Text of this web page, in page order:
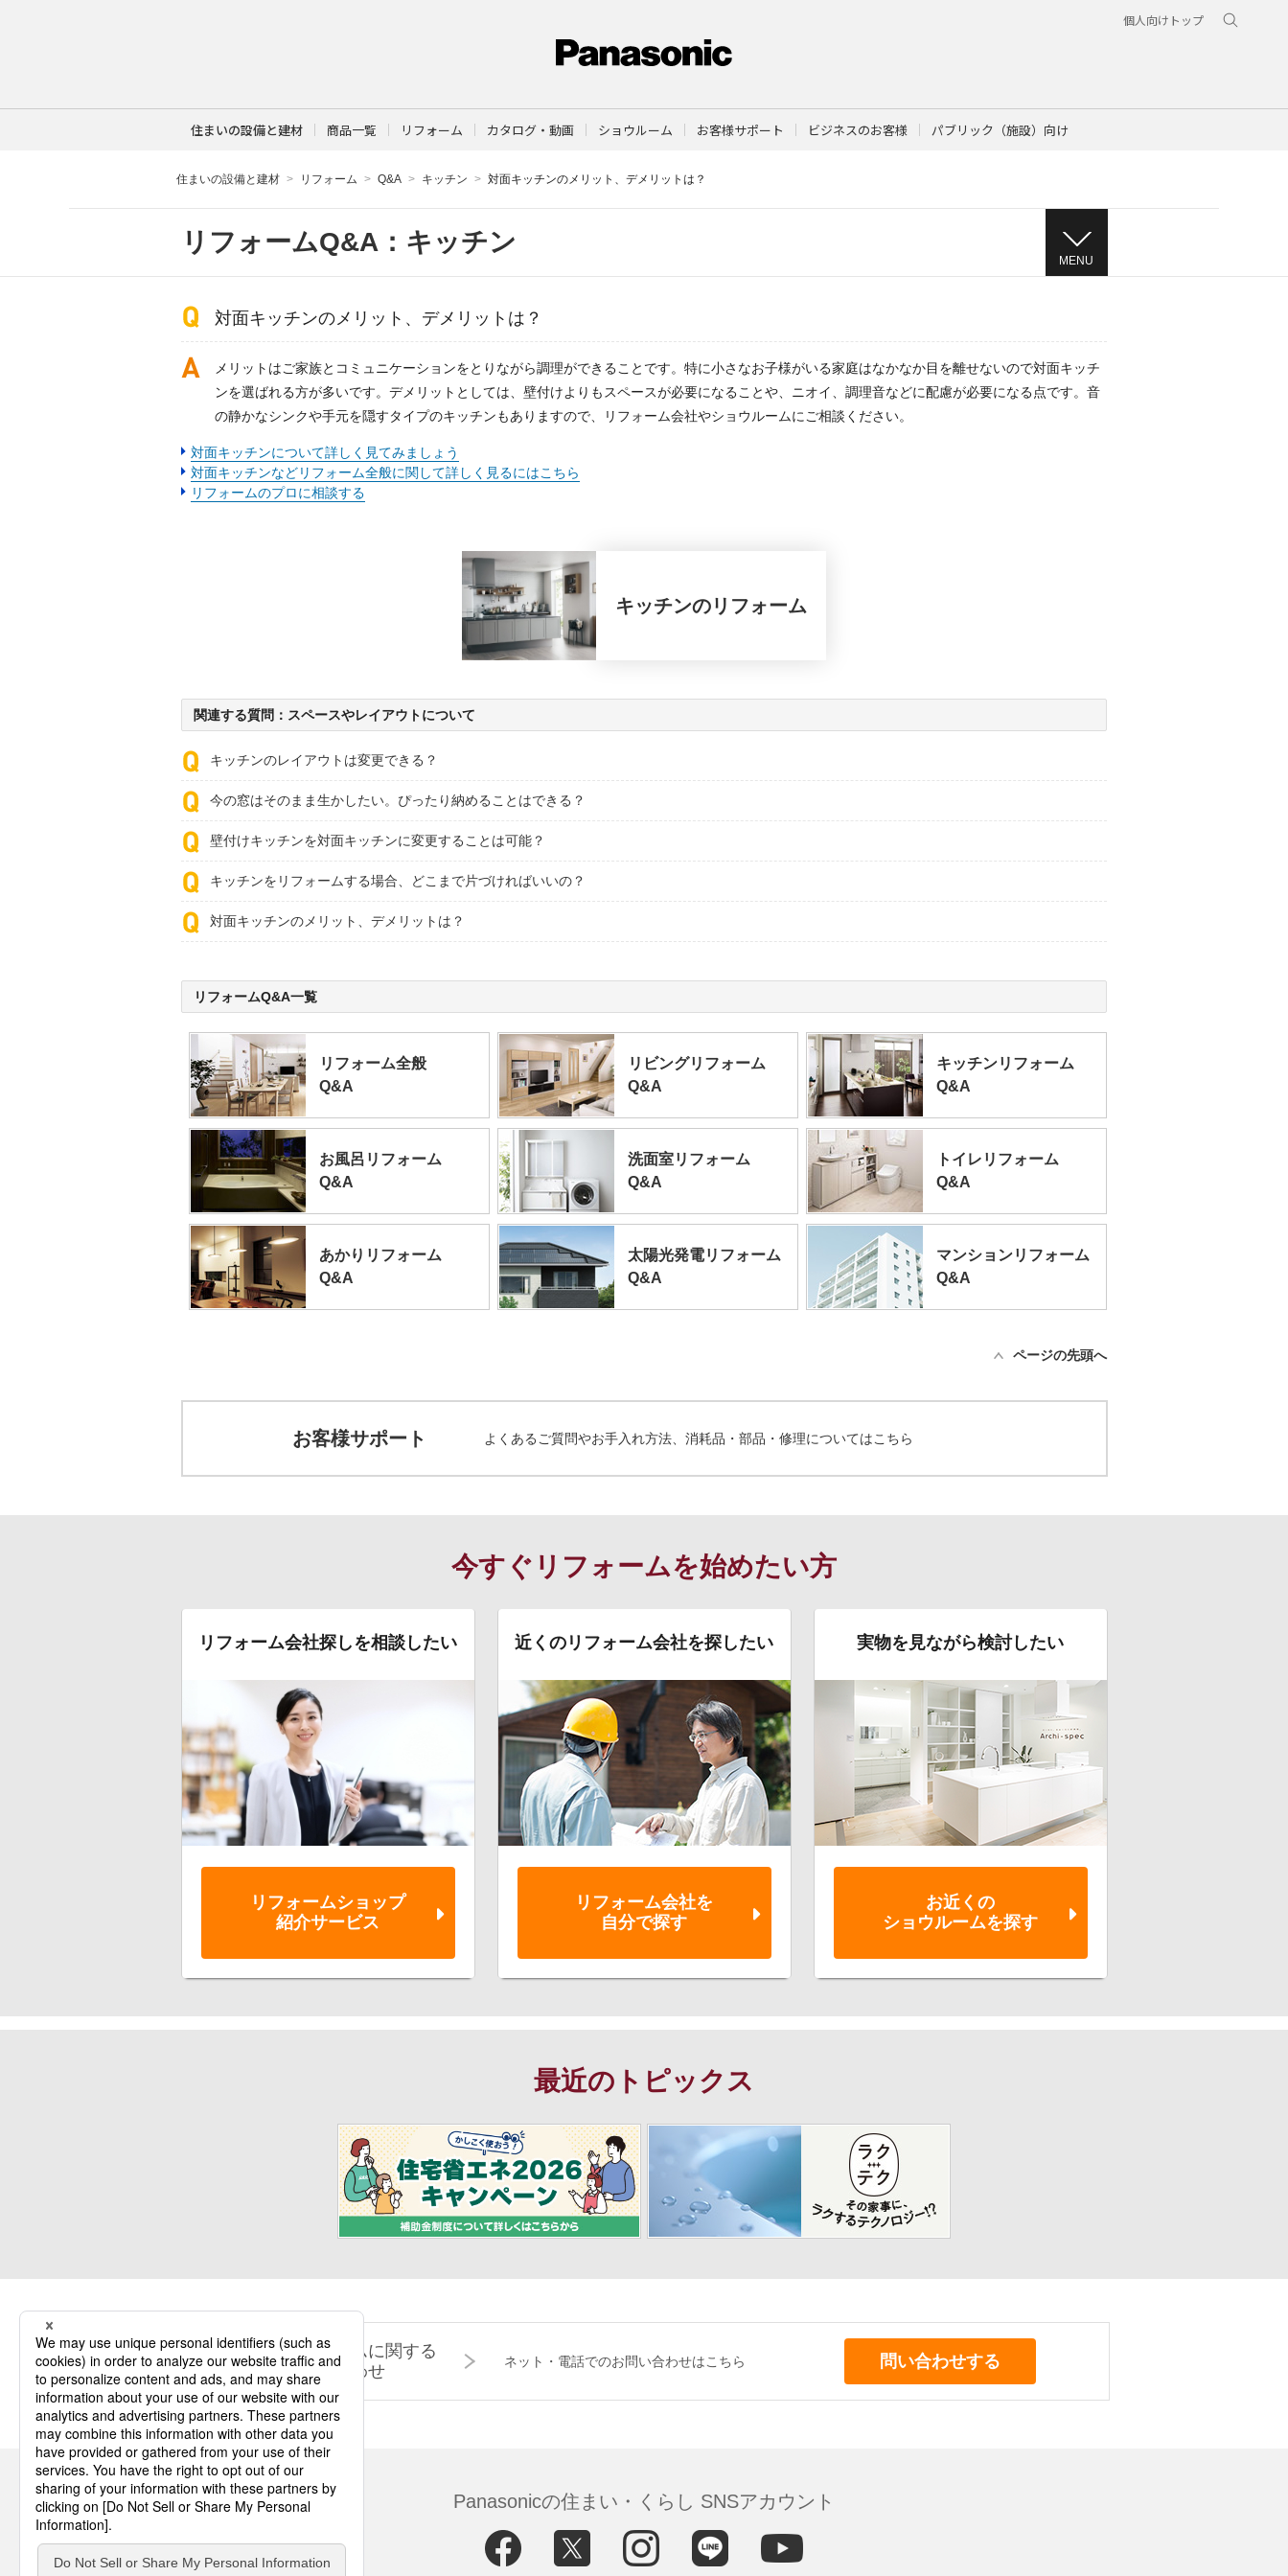
個人向けトップ
住まいの設備と建材 商品一覧 リフォーム カタログ・動画 ショウルーム お客様サポート ビジネスのお客様 パブリック（施設）向け
住まいの設備と建材 リフォーム Q&A キッチン 対面キッチンのメリット、デメリットは？
リフォームQ&A：キッチン
MENU
対面キッチンのメリット、デメリットは？
メリットはご家族とコミュニケーションをとりながら調理ができることです。特に小さなお子様がいる家庭はなかなか目を離せないので対面キッチ
ンを選ばれる方が多いです。デメリットとしては、壁付けよりもスペースが必要になることや、ニオイ、調理音などに配慮が必要になる点です。音
の静かなシンクや手元を隠すタイプのキッチンもありますので、リフォーム会社やショウルームにご相談ください。
対面キッチンについて詳しく見てみましょう
対面キッチンなどリフォーム全般に関して詳しく見るにはこちら
リフォームのプロに相談する
キッチンのリフォーム
関連する質問：スペースやレイアウトについて
キッチンのレイアウトは変更できる？
今の窓はそのまま生かしたい。ぴったり納めることはできる？
壁付けキッチンを対面キッチンに変更することは可能？
キッチンをリフォームする場合、どこまで片づければいいの？
対面キッチンのメリット、デメリットは？
リフォームQ&A一覧
リフォーム全般
Q&A
リビングリフォーム
Q&A
キッチンリフォーム
Q&A
お風呂リフォーム
Q&A
洗面室リフォーム
Q&A
トイレリフォーム
Q&A
あかりリフォーム
Q&A
太陽光発電リフォーム
Q&A
マンションリフォーム
Q&A
ページの先頭へ
お客様サポート よくあるご質問やお手入れ方法、消耗品・部品・修理についてはこちら
今すぐリフォームを始めたい方
リフォーム会社探しを相談したい
リフォームショップ
紹介サービス
近くのリフォーム会社を探したい
リフォーム会社を
自分で探す
実物を見ながら検討したい
お近くの
ショウルームを探す
最近のトピックス
リフォームに関する
お問い合わせ
ネット・電話でのお問い合わせはこちら 問い合わせする
Panasonicの住まい・くらし SNSアカウント